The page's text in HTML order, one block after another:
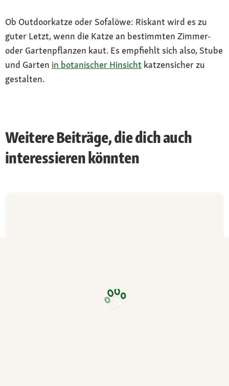
Ob Outdoorkatze oder Sofalöwe: Riskant wird es zu
guter Letzt, wenn die Katze an bestimmten Zimmer-
oder Gartenpflanzen kaut. Es empfiehlt sich also, Stube
und Garten in botanischer Hinsicht katzensicher zu
gestalten.
Weitere Beiträge, die dich auch
interessieren könnten